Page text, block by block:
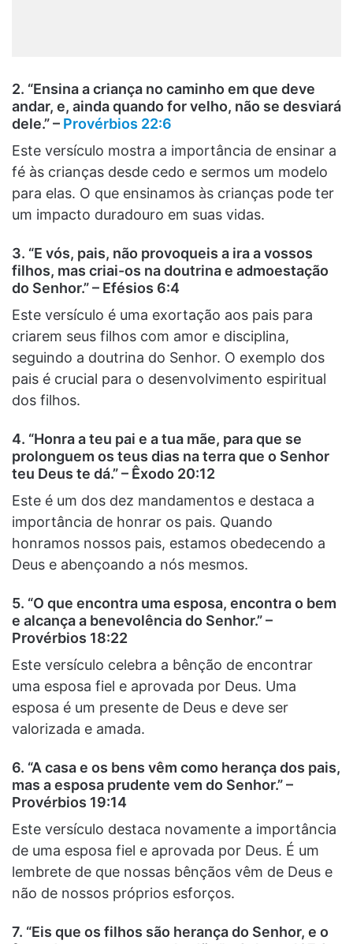
2. “Ensina a criança no caminho em que deve
andar, e, ainda quando for velho, não se desviará
dele.” – Provérbios 22:6
Este versículo mostra a importância de ensinar a
fé às crianças desde cedo e sermos um modelo
para elas. O que ensinamos às crianças pode ter
um impacto duradouro em suas vidas.
3. “E vós, pais, não provoqueis a ira a vossos
filhos, mas criai-os na doutrina e admoestação
do Senhor.” – Efésios 6:4
Este versículo é uma exortação aos pais para
criarem seus filhos com amor e disciplina,
seguindo a doutrina do Senhor. O exemplo dos
pais é crucial para o desenvolvimento espiritual
dos filhos.
4. “Honra a teu pai e a tua mãe, para que se
prolonguem os teus dias na terra que o Senhor
teu Deus te dá.” – Êxodo 20:12
Este é um dos dez mandamentos e destaca a
importância de honrar os pais. Quando
honramos nossos pais, estamos obedecendo a
Deus e abençoando a nós mesmos.
5. “O que encontra uma esposa, encontra o bem
e alcança a benevolência do Senhor.” –
Provérbios 18:22
Este versículo celebra a bênção de encontrar
uma esposa fiel e aprovada por Deus. Uma
esposa é um presente de Deus e deve ser
valorizada e amada.
6. “A casa e os bens vêm como herança dos pais,
mas a esposa prudente vem do Senhor.” –
Provérbios 19:14
Este versículo destaca novamente a importância
de uma esposa fiel e aprovada por Deus. É um
lembrete de que nossas bênçãos vêm de Deus e
não de nossos próprios esforços.
7. “Eis que os filhos são herança do Senhor, e o